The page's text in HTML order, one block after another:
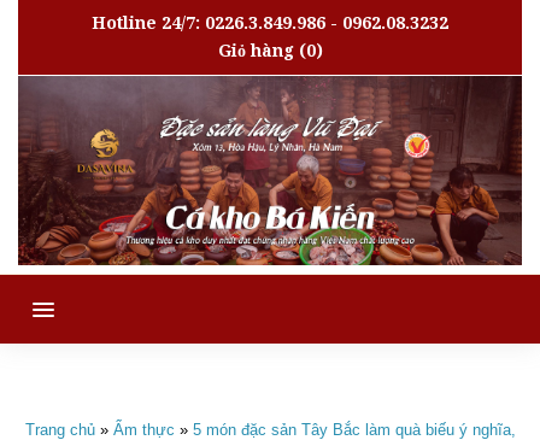
Hotline 24/7: 0226.3.849.986 - 0962.08.3232
Giỏ hàng(0)
MENU
Trang chủ» Ẩm thực » 5 món đặc sản Tây Bắc làm quà biếu ý nghĩa,